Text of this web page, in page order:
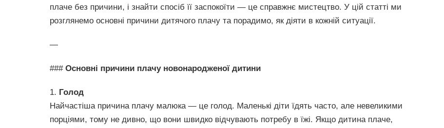
плаче без причини, і знайти спосіб її заспокоїти — це справжнє мистецтво. У цій статті ми
розглянемо основні причини дитячого плачу та порадимо, як діяти в кожній ситуації.
—
### Основні причини плачу новонародженої дитини
1. Голод
Найчастіша причина плачу малюка — це голод. Маленькі діти їдять часто, але невеликими
порціями, тому не дивно, що вони швидко відчувають потребу в їжі. Якщо дитина плаче,